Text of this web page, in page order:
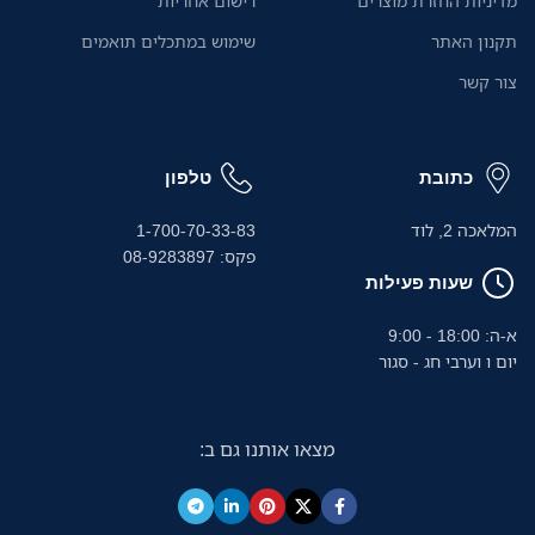
תקנון האתר
צור קשר
שימוש במתכלים תואמים
כתובת
המלאכה 2, לוד
שעות פעילות
א-ה: 18:00 - 9:00
יום ו וערבי חג - סגור
טלפון
1-700-70-33-83
פקס: 08-9283897
מצאו אותנו גם ב: